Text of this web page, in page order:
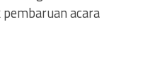
acara